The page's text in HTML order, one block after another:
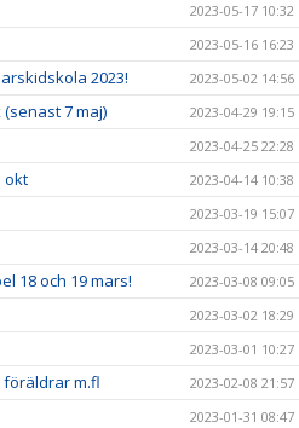
2023-05-17 10:32
2023-05-16 16:23
2023! 2023-05-02 14:56
7 maj) 2023-04-29 19:15
2023-04-25 22:28
okt 2023-04-14 10:38
2023-03-19 15:07
2023-03-14 20:48
18 och 19 mars! 2023-03-08 09:05
2023-03-02 18:29
2023-03-01 10:27
m.fl 2023-02-08 21:57
2023-01-31 08:47